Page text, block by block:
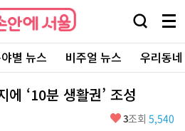
검
창
열
기
메
뉴
전
체
보
별 뉴스 비주얼 뉴스 우리동
에 ‘10분 생활권’ 조성
좋
3조회 5,540